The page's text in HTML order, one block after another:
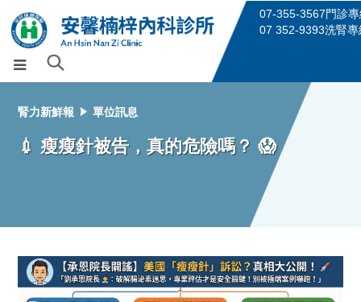
07-355-3567門診
07 352-9393洗腎專
腎力新鮮報 單位訊息
💉 瘦瘦針被告，真的危險嗎？ 😱